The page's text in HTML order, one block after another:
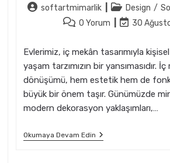
Postsoftartmimarlik
Post
category:
Design /
Post0 Yorum
Post
modified:
30
Evlerimiz, iç mekân tasarımıyla
yaşam tarzımızın bir yansımasıdır. İç
dönüşümü, hem estetik hem de
büyük bir önem taşır. Günümüzde
modern dekorasyon yaklaşımları,…
Okumaya Devam Edin İç
Mekânın